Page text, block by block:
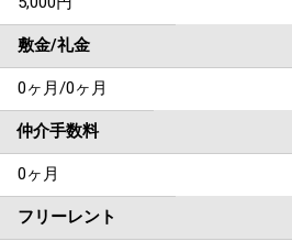
敷金/礼金
0ヶ月/0ヶ月
仲介手数料
0ヶ月
フリーレント